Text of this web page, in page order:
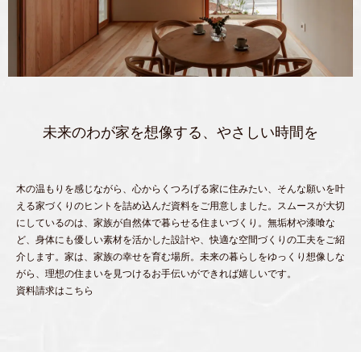
未来のわが家を想像する、やさしい時間を
木の温もりを感じながら、心からくつろげる家に住みたい、そんな願いを叶
える家づくりのヒントを詰め込んだ資料をご用意しました。スムースが大切
にしているのは、家族が自然体で暮らせる住まいづくり。無垢材や漆喰な
ど、身体にも優しい素材を活かした設計や、快適な空間づくりの工夫をご紹
介します。家は、家族の幸せを育む場所。未来の暮らしをゆっくり想像しな
がら、理想の住まいを見つけるお手伝いができれば嬉しいです。
資料請求はこちら